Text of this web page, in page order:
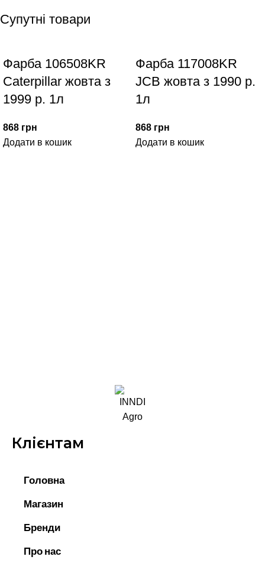
Супутні товари
Фарба 106508KR
Caterpillar жовта з
1999 р. 1л
868 грн
Додати в кошик
Фарба 117008KR
JCB жовта з 1990 р.
1л
868 грн
Додати в кошик
Клієнтам
Головна
Магазин
Бренди
Про нас